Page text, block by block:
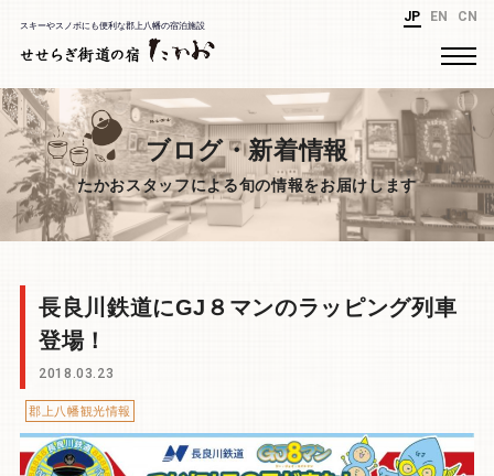
スキーやスノボにも便利な郡上八幡の宿泊施設
JP EN CN
ブログ・新着情報
たかおスタッフによる旬の情報をお届けします
長良川鉄道にGJ８マンのラッピング列車
登場！
2018.03.23
郡上八幡観光情報